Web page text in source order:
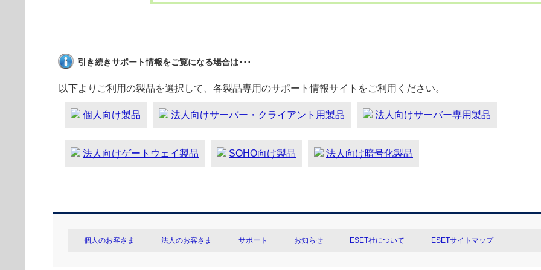
引き続きサポート情報をご覧になる場合は･･･
以下よりご利用の製品を選択して、各製品専用のサポート情報サイトをご利用ください。
個人向け製品 法人向けサーバー・クライアント用製品 法人向けサーバー専用製品
法人向けゲートウェイ製品 SOHO向け製品 法人向け暗号化製品
個人のお客さま 法人のお客さま サポート お知らせ ESET社について ESETサイトマップ